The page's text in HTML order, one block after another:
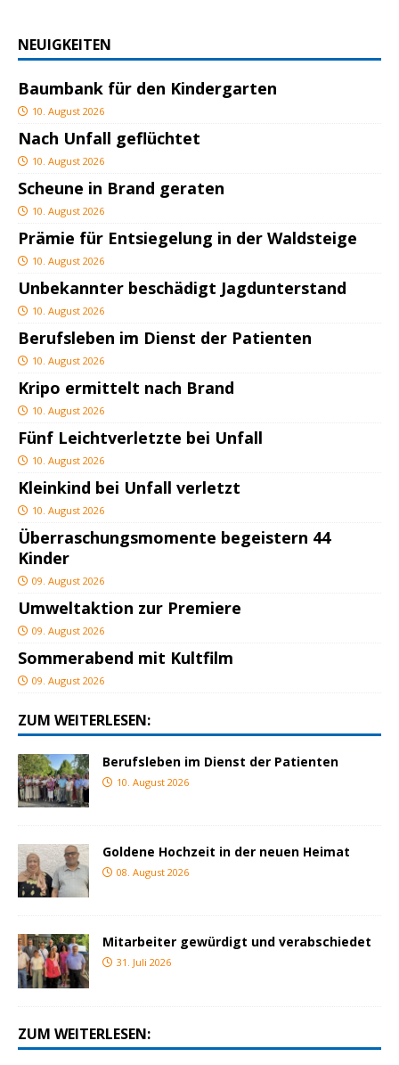
NEUIGKEITEN
Baumbank für den Kindergarten
10. August 2026
Nach Unfall geflüchtet
10. August 2026
Scheune in Brand geraten
10. August 2026
Prämie für Entsiegelung in der Waldsteige
10. August 2026
Unbekannter beschädigt Jagdunterstand
10. August 2026
Berufsleben im Dienst der Patienten
10. August 2026
Kripo ermittelt nach Brand
10. August 2026
Fünf Leichtverletzte bei Unfall
10. August 2026
Kleinkind bei Unfall verletzt
10. August 2026
Überraschungsmomente begeistern 44
Kinder
09. August 2026
Umweltaktion zur Premiere
09. August 2026
Sommerabend mit Kultfilm
09. August 2026
ZUM WEITERLESEN:
Berufsleben im Dienst der Patienten
10. August 2026
Goldene Hochzeit in der neuen Heimat
08. August 2026
Mitarbeiter gewürdigt und verabschiedet
31. Juli 2026
ZUM WEITERLESEN: